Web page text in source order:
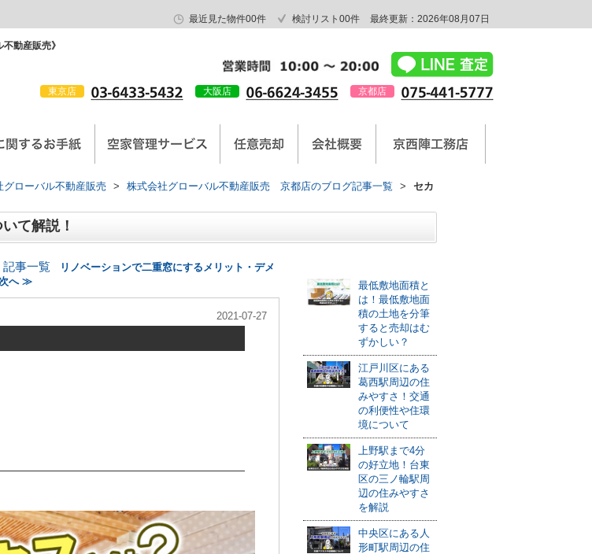
最近見た物件00件 検討リスト 00件 最終更新：2026年08月07日
動産販売》
東京店 大阪店 京都店
ローバル不動産販売 > 株式会社グローバル不動産販売 京都店のブログ記事一覧 >
セカ
て解説！
記事一覧
リノベーションで二重窓にするメリット・デメ
へ ≫
2021-07-27
最低敷地面積と
は！最低敷地面
積の土地を分筆
すると売却はむ
ずかしい？
江戸川区にある
葛西駅周辺の住
みやすさ！交通
の利便性や住環
境について
上野駅まで4分
の好立地！台東
区の三ノ輪駅周
辺の住みやすさ
を解説
中央区にある人
形町駅周辺の住